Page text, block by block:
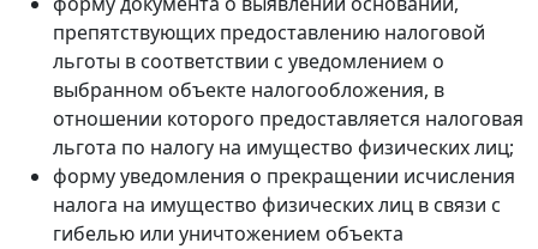
препятствующих предоставлению налоговой
льготы в соответствии с уведомлением о
выбранном объекте налогообложения, в
отношении которого предоставляется налоговая
льгота по налогу на имущество физических лиц;
форму уведомления о прекращении исчисления
налога на имущество физических лиц в связи с
гибелью или уничтожением объекта